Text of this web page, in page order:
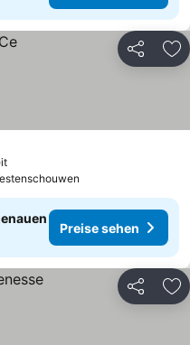
Teilen
Preise sehen
Teilen